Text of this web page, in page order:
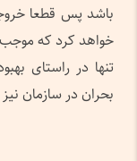
باشد پس قطعا
خواهد کرد که
تنها در راستای
بحران در سازمان